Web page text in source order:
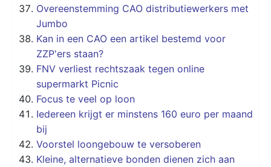
Overeenstemming CAO distributiewerkers met
Jumbo
Kan in een CAO een artikel bestemd voor
ZZP'ers staan?
FNV verliest rechtszaak tegen online
supermarkt Picnic
Focus te veel op loon
Iedereen krijgt er minstens 160 euro per maand
bij
Voorstel loongebouw te versoberen
Kleine, alternatieve bonden dienen zich aan